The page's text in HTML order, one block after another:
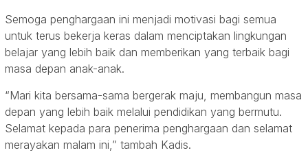
Semoga penghargaan ini menjadi motivasi bagi semua
untuk terus bekerja keras dalam menciptakan lingkungan
belajar yang lebih baik dan memberikan yang terbaik bagi
masa depan anak-anak.
“Mari kita bersama-sama bergerak maju, membangun masa
depan yang lebih baik melalui pendidikan yang bermutu.
Selamat kepada para penerima penghargaan dan selamat
merayakan malam ini,” tambah Kadis.